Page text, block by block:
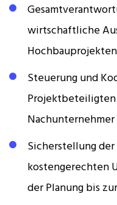
wirtschaftliche
Steuerung und
Nachunternehmer
Sicherstellung
kostengerechten
der Planung bis